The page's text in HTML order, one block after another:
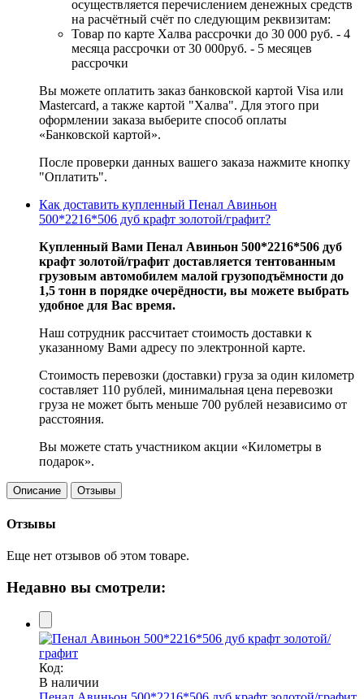
осуществляется перечислением денежных средств
на расчётный счёт по следующим реквизитам:
Товар по карте Халва рассрочки до 30 000 руб. - 4
месяца рассрочки от 30 000руб. - 5 месяцев
рассрочки
Вы можете оплатить заказ банковской картой Visa или
Mastercard, а также картой "Халва". Для этого при
оформлении заказа выберите способ оплаты
«Банковской картой».
После проверки данных вашего заказа нажмите кнопку
"Оплатить".
Как доставить купленный Пенал Авиньон
500*2216*506 дуб крафт золотой/графит?
Купленный Вами Пенал Авиньон 500*2216*506 дуб
крафт золотой/графит доставляется тентованным
грузовым автомобилем малой грузоподъёмности до
1,5 тонн в порядке очерёдности, вы можете выбрать
удобное для Вас время.
Наш сотрудник рассчитает стоимость доставки к
указанному Вами адресу по электронной карте.
Стоимость перевозки (доставки) груза за один километр
составляет 110 рублей, минимальная цена перевозки
груза не может быть меньше 700 рублей независимо от
расстояния.
Вы можете стать участником акции «Километры в
подарок».
Описание Отзывы
Отзывы
Еще нет отзывов об этом товаре.
Недавно вы смотрели:
Код:
В наличии